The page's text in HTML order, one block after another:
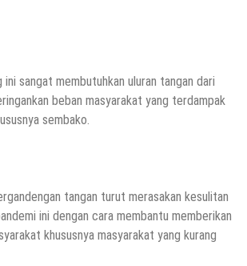
sangat membutuhkan uluran tangan dari
beban masyarakat yang terdampak
sembako.
tangan turut merasakan kesulitan
ini dengan cara membantu memberikan
khususnya masyarakat yang kurang